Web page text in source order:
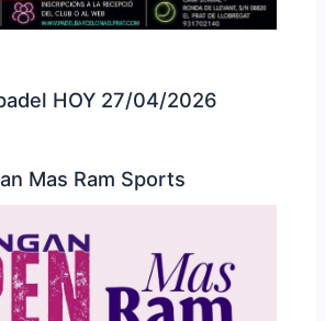
HOY 27/04/2026
Mas Ram Sports